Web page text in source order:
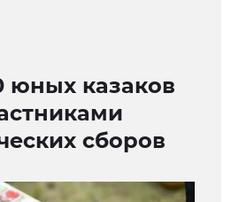
юных казаков
сборов